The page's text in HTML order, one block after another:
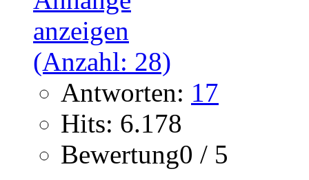
Antworten: 17
Hits: 6.178
Bewertung0 / 5